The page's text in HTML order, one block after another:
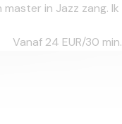
in Jazz zang. Ik
Vanaf 24 EUR/30 min.